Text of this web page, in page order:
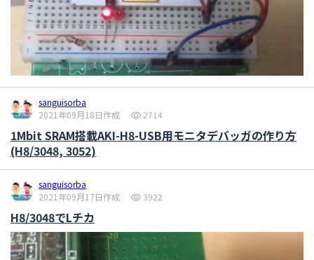
sanguisorba
2021年09月18日作成
2714
1Mbit SRAM搭載AKI-H8-USB用モニタデバッガの作り方
(H8/3048, 3052)
sanguisorba
2021年09月17日作成
3922
H8/3048でLチカ